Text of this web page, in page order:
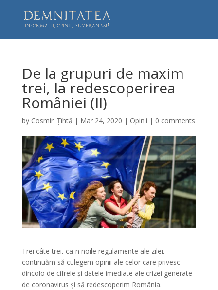
De la grupuri de maxim
trei, la redescoperirea
României (II)
by Cosmin Țîntă | Mar 24, 2020 | Opinii | 0 comments
Trei câte trei, ca-n noile regulamente ale zilei,
continuăm să culegem opinii ale celor care privesc
dincolo de cifrele și datele imediate ale crizei generate
de coronavirus și să redescoperim România.